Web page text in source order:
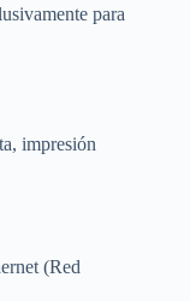
para
impresión
(Red